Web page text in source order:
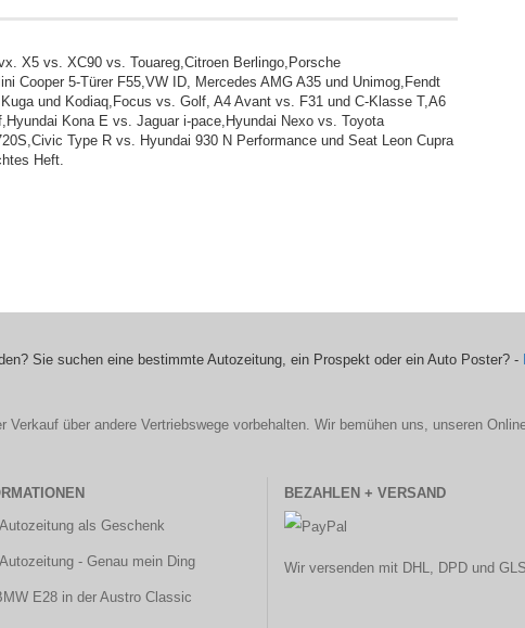
X5 vs. XC90 vs. Touareg,Citroen Berlingo,Porsche
Cooper 5-Türer F55,VW ID, Mercedes AMG A35 und Unimog,Fendt
und Kodiaq,Focus vs. Golf, A4 Avant vs. F31 und C-Klasse T,A6
Kona E vs. Jaguar i-pace,Hyundai Nexo vs. Toyota
Type R vs. Hyundai 930 N Performance und Seat Leon Cupra
Heft.
Sie suchen eine bestimmte Autozeitung, ein Prospekt oder ein Auto Poster? -
Verkauf über andere Vertriebswege vorbehalten. Wir bemühen uns, unseren
als Geschenk
- Genau mein Ding
E28 in der Austro Classic
BEZAHLEN + VERSAND
Wir versenden mit DHL, DPD und